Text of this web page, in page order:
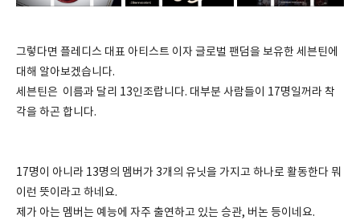
그렇다면 플레디스 대표 아티스트 이자 글로벌 팬덤을 보유한 세븐틴에
대해 알아보겠습니다.
세븐틴은 이름과 달리 13인조랍니다. 대부분 사람들이 17명일꺼라 착
각을 하곤 합니다.
17명이 아니라 13명의 멤버가 3개의 유닛을 가지고 하나로 활동한다 뭐
이런 뜻이라고 하네요.
제가 아는 멤버는 예능에 자주 출연하고 있는 승관, 버논 등이네요.